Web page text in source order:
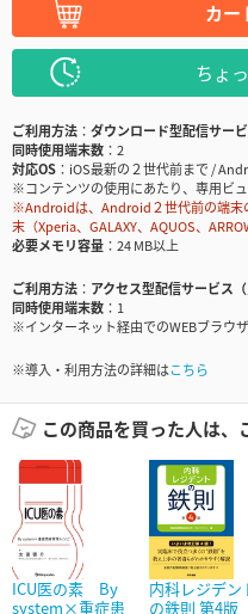
カー
ちょ
ご利用方法
ダウンロード型配信サービ
同時使用端末数
2
対応OS
iOS最新の２世代前まで /
※コンテンツの使用にあたり、専用ビ
※Androidは、Android２世代前の端末
末（Xperia、GALAXY、AQUOS、
必要メモリ容量
24 MB以上
ご利用方法
アクセス型配信サービス（
同時使用端末数
1
※インターネット経由でのWEBブラウ
※導入・利用方法の詳細はこちら
この商品を買った人は、
ICU医の素 By
system×重症患
内科レジデン
の鉄則 第4版